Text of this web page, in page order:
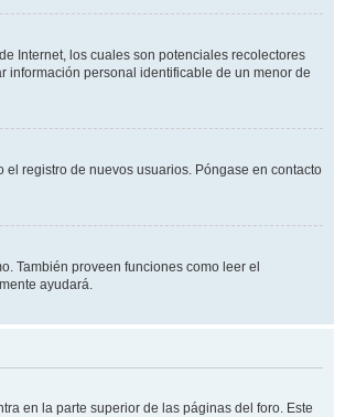
Internet, los cuales son potenciales recolectores
información personal identificable de un menor de
registro de nuevos usuarios. Póngase en contacto
También proveen funciones como leer el
ayudará.
en la parte superior de las páginas del foro. Este